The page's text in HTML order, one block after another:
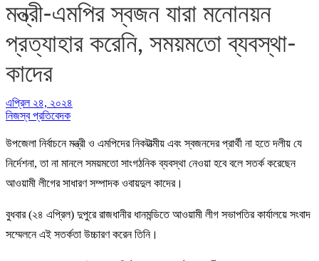
মন্ত্রী-এমপির স্বজন যারা মনোনয়ন
প্রত্যাহার করেনি, সময়মতো ব্যবস্থা-
কাদের
এপ্রিল ২৪, ২০২৪
নিজস্ব প্রতিবেদক
উপজেলা নির্বাচনে মন্ত্রী ও এমপিদের নিকটাত্মীয় এবং স্বজনদের প্রার্থী না হতে দলীয় যে
নির্দেশনা, তা না মানলে সময়মতো সাংগঠনিক ব্যবস্থা নেওয়া হবে বলে সতর্ক করেছেন
আওয়ামী লীগের সাধারণ সম্পাদক ওবায়দুল কাদের।
বুধবার (২৪ এপ্রিল) দুপুরে রাজধানীর ধানমন্ডিতে আওয়ামী লীগ সভাপতির কার্যালয়ে সংবাদ
সম্মেলনে এই সতর্কতা উচ্চারণ করেন তিনি।